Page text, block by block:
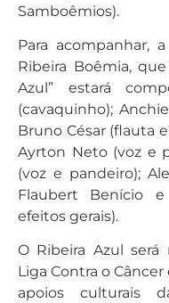
Samboêmios).
Para acompanhar,
Ribeira Boêmia,
Azul” estará
(cavaquinho);
Bruno César (flauta
Ayrton Neto (voz e
(voz e pandeiro);
Flaubert Benício
efeitos gerais).
O Ribeira Azul
Liga Contra o
apoios culturais